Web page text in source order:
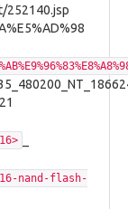
252140.jsp
nand-flash-